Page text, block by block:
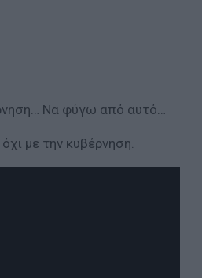
Να φύγω από αυτό…
με την κυβέρνηση.